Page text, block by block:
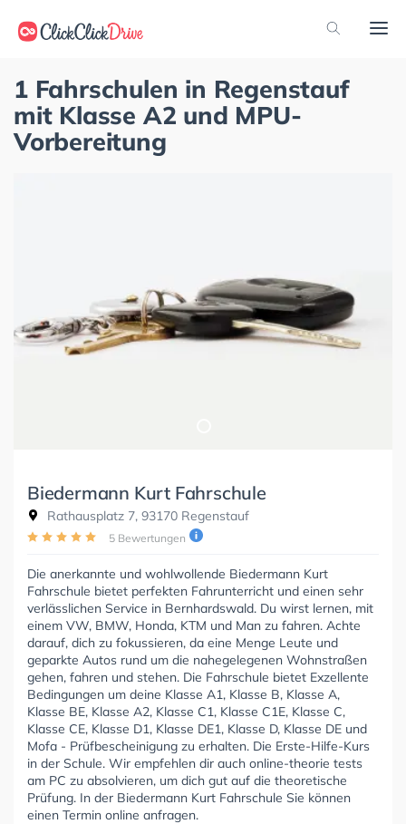
1 Fahrschulen in Regenstauf
mit Klasse A2 und MPU-
Vorbereitung
Biedermann Kurt Fahrschule
Rathausplatz 7, 93170 Regenstauf
5 Bewertungen
Die anerkannte und wohlwollende Biedermann Kurt
Fahrschule bietet perfekten Fahrunterricht und einen sehr
verlässlichen Service in Bernhardswald. Du wirst lernen, mit
einem VW, BMW, Honda, KTM und Man zu fahren. Achte
darauf, dich zu fokussieren, da eine Menge Leute und
geparkte Autos rund um die nahegelegenen Wohnstraßen
gehen, fahren und stehen. Die Fahrschule bietet Exzellente
Bedingungen um deine Klasse A1, Klasse B, Klasse A,
Klasse BE, Klasse A2, Klasse C1, Klasse C1E, Klasse C,
Klasse CE, Klasse D1, Klasse DE1, Klasse D, Klasse DE und
Mofa - Prüfbescheinigung zu erhalten. Die Erste-Hilfe-Kurs
in der Schule. Wir empfehlen dir auch online-theorie tests
am PC zu absolvieren, um dich gut auf die theoretische
Prüfung. In der Biedermann Kurt Fahrschule Sie können
einen Termin online anfragen.